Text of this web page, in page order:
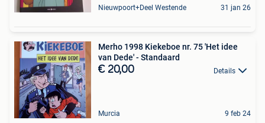
Nieuwpoort+Deel Westende 31 jan 26
Merho 1998 Kiekeboe nr. 75 'Het idee
van Dede' - Standaard
€ 20,00 Details
Murcia 9 feb 24